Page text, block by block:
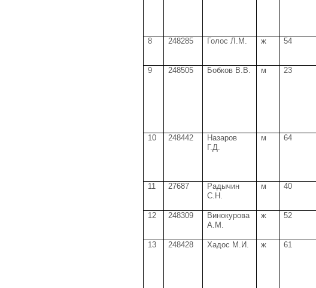
8 248285 Голос Л.М. ж 54
9 248505 Бобков В.В. м 23
10 248442
Назаров
Г.Д.
м 64
11 27687
Радычин
С.Н.
м 40
12 248309
Винокурова
А.М.
ж 52
13 248428 Хадос М.И. ж 61